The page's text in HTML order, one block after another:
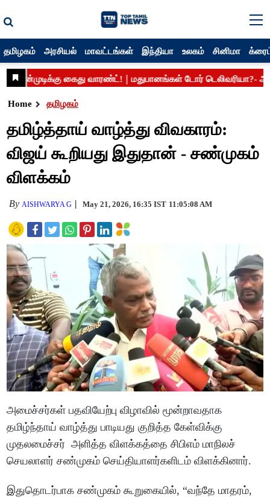
தமிழகம் அரசியல் மாவட்டங்கள் இந்தியா உலகம் சினிமா
Home தமிழகம்
தமிழ்த்தாய் வாழ்த்து விவகாரம்:
விஜய் கூறியது இதுதான் - சண்முகம்
விளக்கம்
By AISHWARYA G May 21, 2026, 16:35 IST 11:05:08 AM
அமைச்சர்கள் பதவியேற்பு விழாவில் மூன்றாவதாக
தமிழ்ந்தாய் வாழ்த்து பாடியது குறித்த கேள்விக்கு
முதலமைச்சர் அளித்த விளக்கத்தை சிபிஎம் மாநிலச்
செயலாளர் சண்முகம் செய்தியாளர்களிடம் விளக்கினார்.
இதுதொடர்பாக சண்முகம் கூறுகையில், “வந்தே மாதரம்,